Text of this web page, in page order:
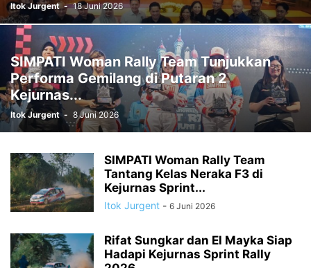
Itok Jurgent - 18 Juni 2026
SIMPATI Woman Rally Team Tunjukkan
Performa Gemilang di Putaran 2
Kejurnas...
Itok Jurgent - 8 Juni 2026
SIMPATI Woman Rally Team
Tantang Kelas Neraka F3 di
Kejurnas Sprint...
Itok Jurgent - 6 Juni 2026
Rifat Sungkar dan El Mayka Siap
Hadapi Kejurnas Sprint Rally